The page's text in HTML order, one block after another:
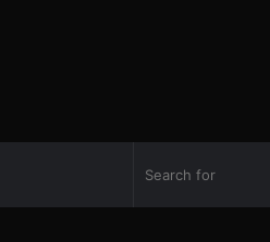
Switch